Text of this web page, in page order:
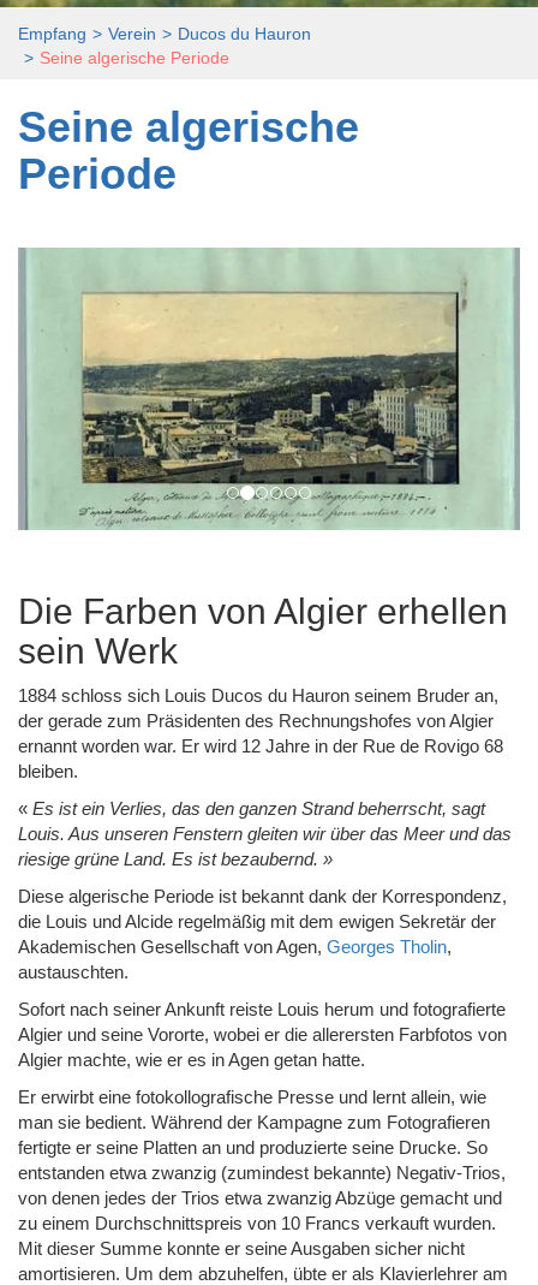
Empfang Verein
Ducos du Hauron
Seine algerische Periode
Seine algerische
Periode
Die Farben von Algier erhellen
sein Werk
1884 schloss sich Louis Ducos du Hauron seinem Bruder an,
der gerade zum Präsidenten des Rechnungshofes von Algier
ernannt worden war. Er wird 12 Jahre in der Rue de Rovigo 68
bleiben.
« Es ist ein Verlies, das den ganzen Strand beherrscht, sagt
Louis. Aus unseren Fenstern gleiten wir über das Meer und das
riesige grüne Land. Es ist bezaubernd. »
Diese algerische Periode ist bekannt dank der Korrespondenz,
die Louis und Alcide regelmäßig mit dem ewigen Sekretär der
Akademischen Gesellschaft von Agen, Georges Tholin,
austauschten.
Sofort nach seiner Ankunft reiste Louis herum und fotografierte
Algier und seine Vororte, wobei er die allerersten Farbfotos von
Algier machte, wie er es in Agen getan hatte.
Er erwirbt eine fotokollografische Presse und lernt allein, wie
man sie bedient. Während der Kampagne zum Fotografieren
fertigte er seine Platten an und produzierte seine Drucke. So
entstanden etwa zwanzig (zumindest bekannte) Negativ-Trios,
von denen jedes der Trios etwa zwanzig Abzüge gemacht und
zu einem Durchschnittspreis von 10 Francs verkauft wurden.
Mit dieser Summe konnte er seine Ausgaben sicher nicht
amortisieren. Um dem abzuhelfen, übte er als Klavierlehrer am